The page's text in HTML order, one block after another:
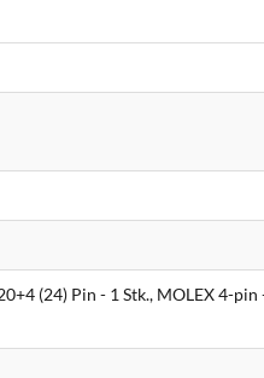
(24) Pin - 1 Stk., MOLEX 4-